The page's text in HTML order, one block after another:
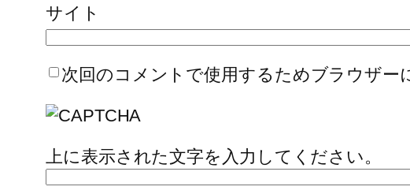
サイト
次回のコメントで使用するためブラウザ
上に表示された文字を入力してください。